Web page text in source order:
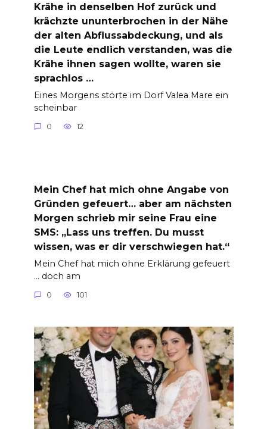
Krähe in denselben Hof zurück und
krächzte ununterbrochen in der Nähe
der alten Abflussabdeckung, und als
die Leute endlich verstanden, was die
Krähe ihnen sagen wollte, waren sie
sprachlos …
Eines Morgens störte im Dorf Valea Mare ein
scheinbar
0 12
Mein Chef hat mich ohne Angabe von
Gründen gefeuert… aber am nächsten
Morgen schrieb mir seine Frau eine
SMS: „Lass uns treffen. Du musst
wissen, was er dir verschwiegen hat.“
Mein Chef hat mich ohne Erklärung gefeuert
… doch am
0 101